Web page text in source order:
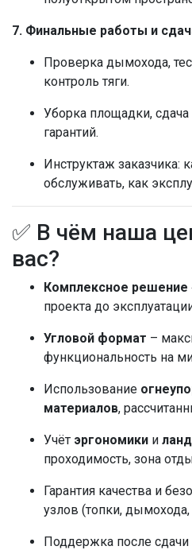
7. Финальные работы и
Проверка дымохода,
контроль тяги.
Уборка площадки,
гарантий.
Инструктаж заказчика:
обслуживать, как
✅ В чём наша
вас?
Комплексное решение
проекта до
Угловой формат –
функциональность на
Использование
материалов,
Учёт эргономики и
проходимость, зона
Гарантия качества и
узлов (топки, дымохода,
Поддержка после